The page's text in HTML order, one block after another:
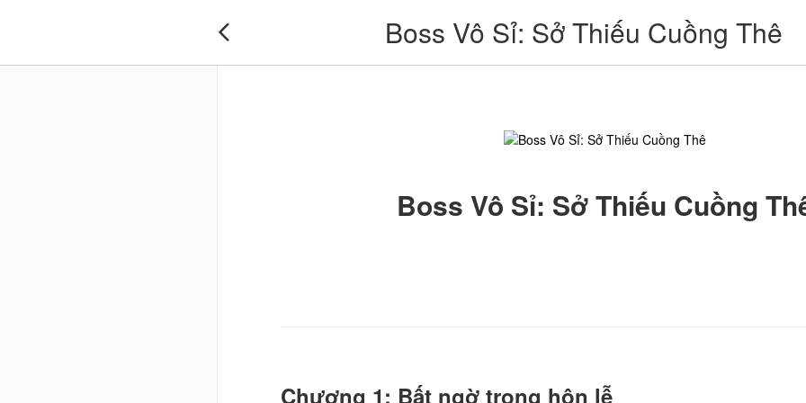
 Boss Vô Sỉ: Sở Thiếu Cuồng Thê
Boss Vô Sỉ: Sở Thiếu Cuồng
Chương 1: Bất ngờ trong hôn lễ